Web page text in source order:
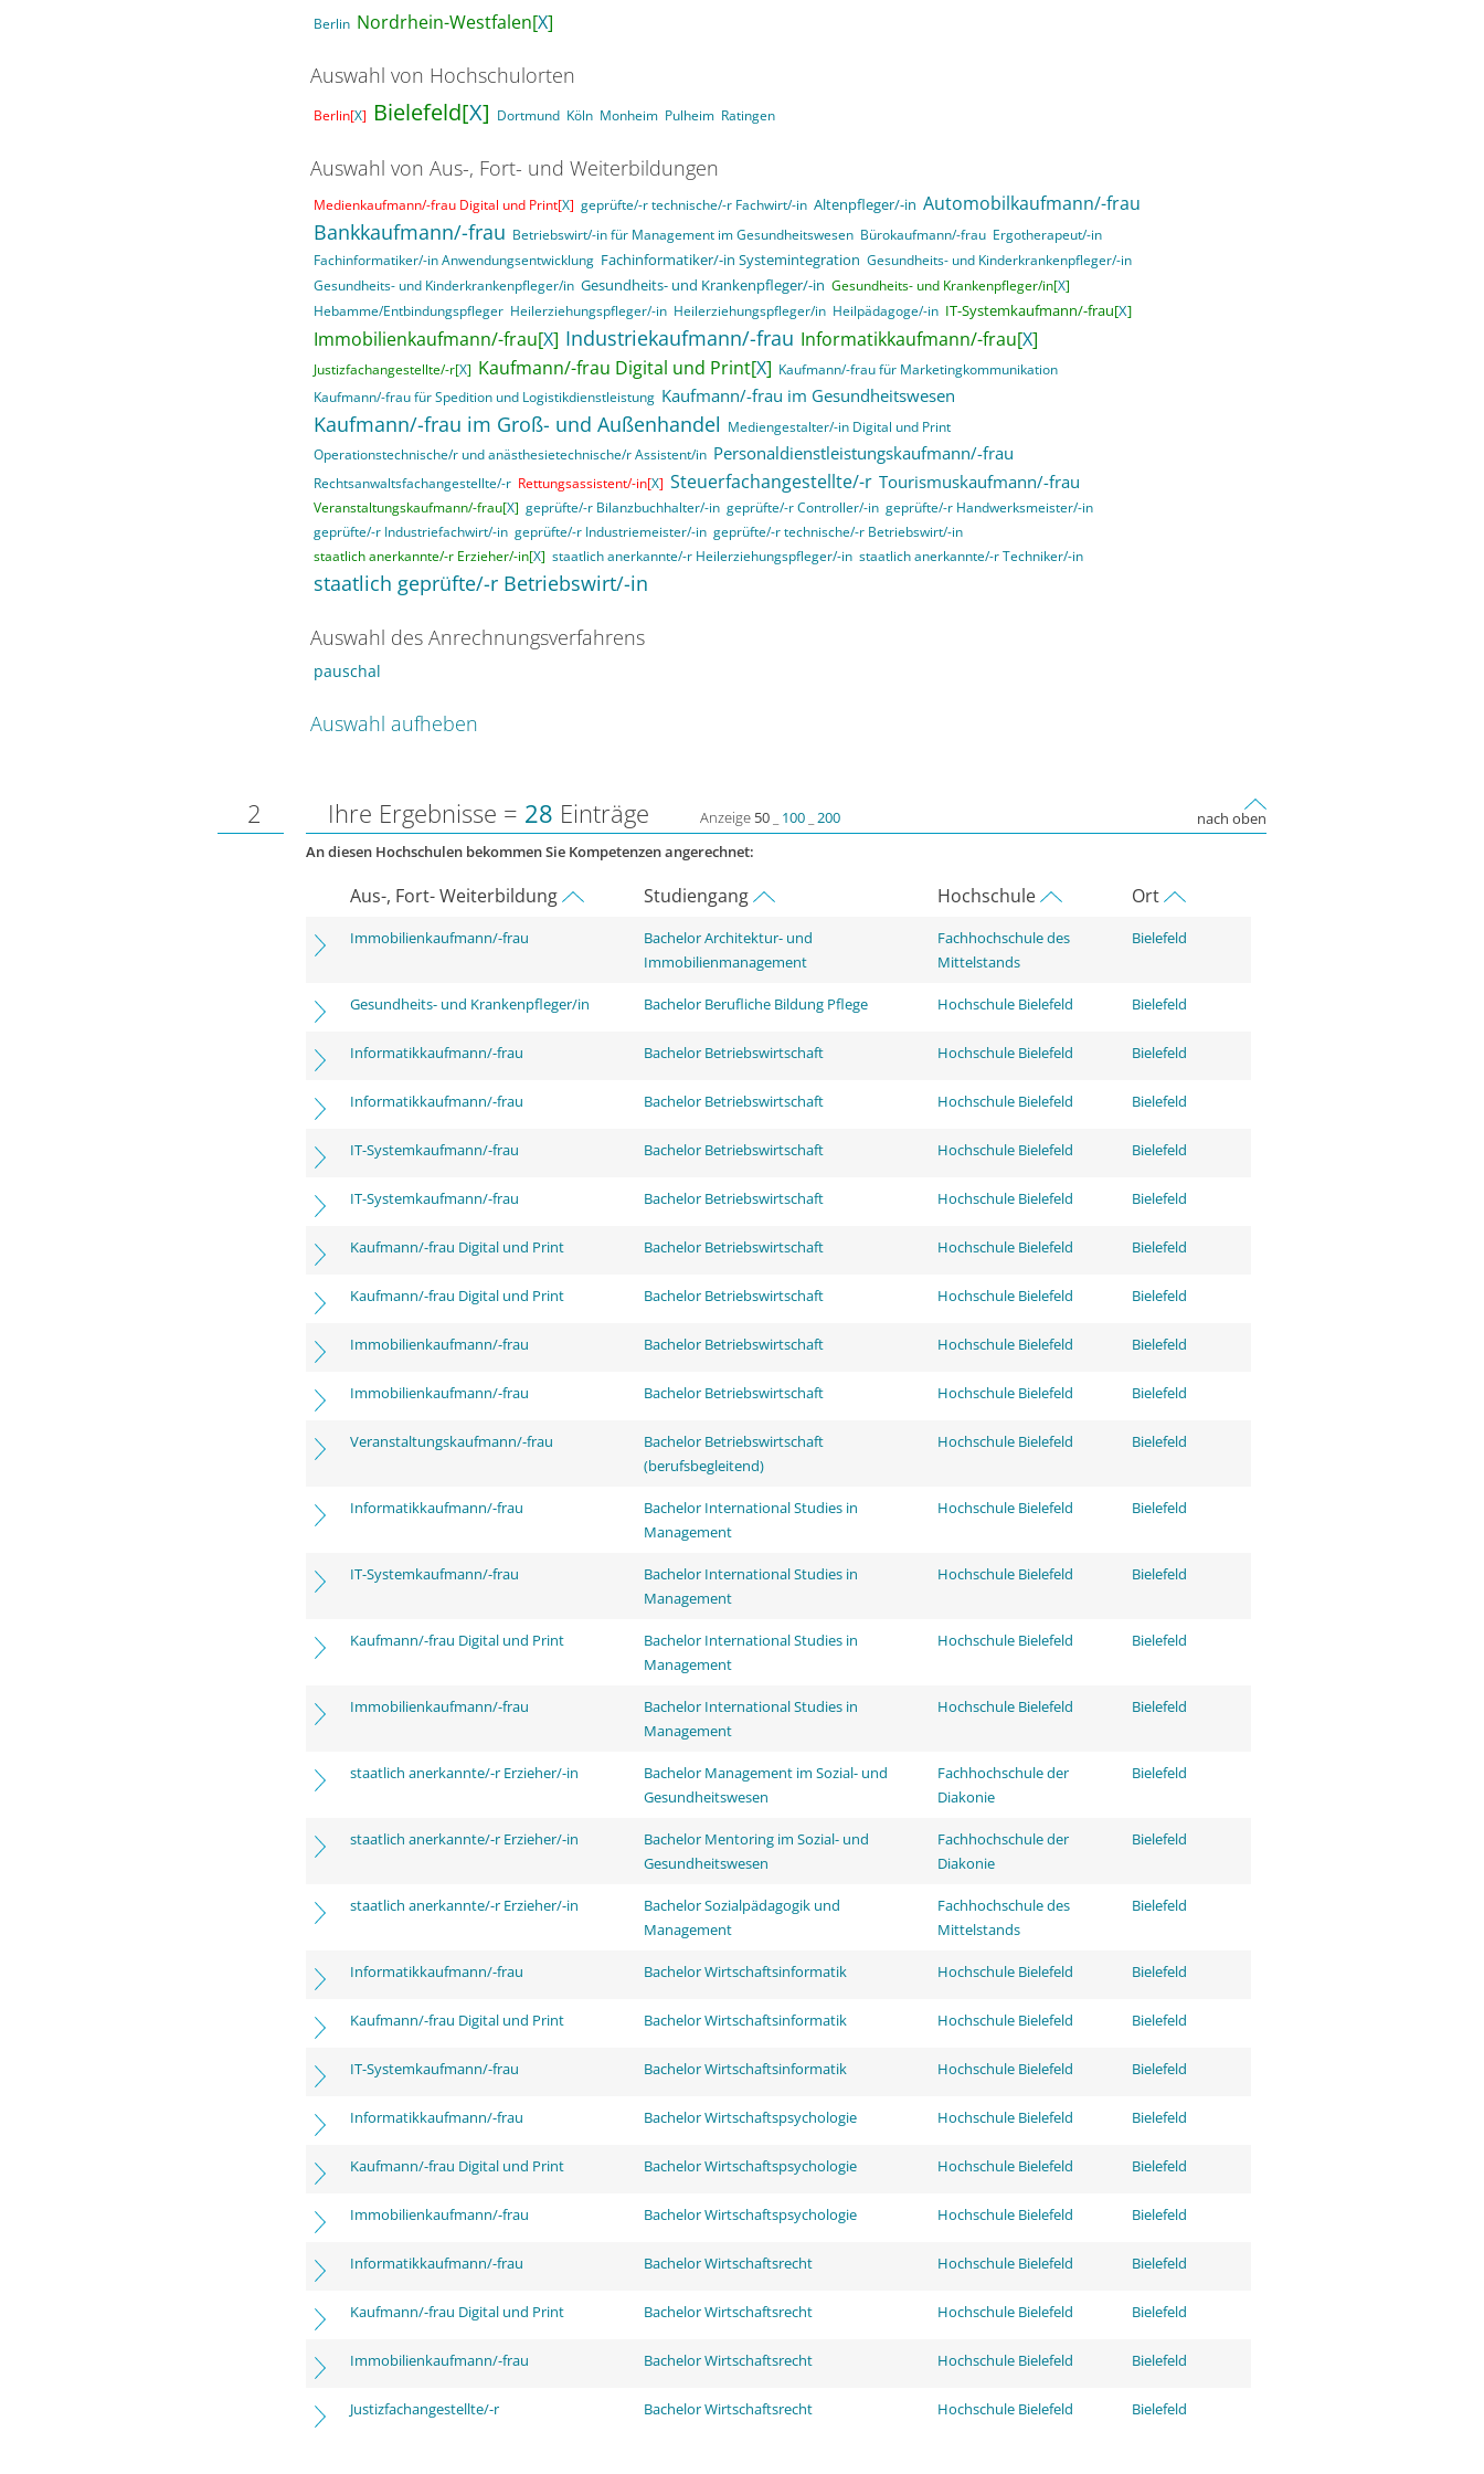
Berlin Nordrhein-Westfalen[X]
Auswahl von Hochschulorten
Berlin[X] Bielefeld[X] Dortmund Köln Monheim Pulheim Ratingen
Auswahl von Aus-, Fort- und Weiterbildungen
Medienkaufmann/-frau Digital und Print[X] geprüfte/-r technische/-r Fachwirt/-in Altenpfleger/-in Automobilkaufmann/-frau
Bankkaufmann/-frau Betriebswirt/-in für Management im Gesundheitswesen Bürokaufmann/-frau Ergotherapeut/-in
Fachinformatiker/-in Anwendungsentwicklung Fachinformatiker/-in Systemintegration Gesundheits- und Kinderkrankenpfleger/-in
Gesundheits- und Kinderkrankenpfleger/in Gesundheits- und Krankenpfleger/-in Gesundheits- und Krankenpfleger/in[X]
Hebamme/Entbindungspfleger Heilerziehungspfleger/-in Heilerziehungspfleger/in Heilpädagoge/-in IT-Systemkaufmann/-frau[X]
Immobilienkaufmann/-frau[X] Industriekaufmann/-frau Informatikkaufmann/-frau[X]
Justizfachangestellte/-r[X] Kaufmann/-frau Digital und Print[X] Kaufmann/-frau für Marketingkommunikation
Kaufmann/-frau für Spedition und Logistikdienstleistung Kaufmann/-frau im Gesundheitswesen
Kaufmann/-frau im Groß- und Außenhandel Mediengestalter/-in Digital und Print
Operationstechnische/r und anästhesietechnische/r Assistent/in Personaldienstleistungskaufmann/-frau
Rechtsanwaltsfachangestellte/-r Rettungsassistent/-in[X] Steuerfachangestellte/-r Tourismuskaufmann/-frau
Veranstaltungskaufmann/-frau[X] geprüfte/-r Bilanzbuchhalter/-in geprüfte/-r Controller/-in geprüfte/-r Handwerksmeister/-in
geprüfte/-r Industriefachwirt/-in geprüfte/-r Industriemeister/-in geprüfte/-r technische/-r Betriebswirt/-in
staatlich anerkannte/-r Erzieher/-in[X] staatlich anerkannte/-r Heilerziehungspfleger/-in staatlich anerkannte/-r Techniker/-in
staatlich geprüfte/-r Betriebswirt/-in
Auswahl des Anrechnungsverfahrens
pauschal
Auswahl aufheben
2 Ihre Ergebnisse = 28 Einträge Anzeige 50 100 200
nach oben
An diesen Hochschulen bekommen Sie Kompetenzen angerechnet:
Aus-, Fort- Weiterbildung Studiengang Hochschule Ort
Immobilienkaufmann/-frau
Bachelor Architektur- und
Immobilienmanagement
Fachhochschule des
Mittelstands
Bielefeld
Gesundheits- und Krankenpfleger/in Bachelor Berufliche Bildung Pflege Hochschule Bielefeld Bielefeld
Informatikkaufmann/-frau Bachelor Betriebswirtschaft Hochschule Bielefeld Bielefeld
Informatikkaufmann/-frau Bachelor Betriebswirtschaft Hochschule Bielefeld Bielefeld
IT-Systemkaufmann/-frau Bachelor Betriebswirtschaft Hochschule Bielefeld Bielefeld
IT-Systemkaufmann/-frau Bachelor Betriebswirtschaft Hochschule Bielefeld Bielefeld
Kaufmann/-frau Digital und Print Bachelor Betriebswirtschaft Hochschule Bielefeld Bielefeld
Kaufmann/-frau Digital und Print Bachelor Betriebswirtschaft Hochschule Bielefeld Bielefeld
Immobilienkaufmann/-frau Bachelor Betriebswirtschaft Hochschule Bielefeld Bielefeld
Immobilienkaufmann/-frau Bachelor Betriebswirtschaft Hochschule Bielefeld Bielefeld
Veranstaltungskaufmann/-frau
Bachelor Betriebswirtschaft
(berufsbegleitend)
Hochschule Bielefeld Bielefeld
Informatikkaufmann/-frau
Bachelor International Studies in
Management
Hochschule Bielefeld Bielefeld
IT-Systemkaufmann/-frau
Bachelor International Studies in
Management
Hochschule Bielefeld Bielefeld
Kaufmann/-frau Digital und Print
Bachelor International Studies in
Management
Hochschule Bielefeld Bielefeld
Immobilienkaufmann/-frau
Bachelor International Studies in
Management
Hochschule Bielefeld Bielefeld
staatlich anerkannte/-r Erzieher/-in
Bachelor Management im Sozial- und
Gesundheitswesen
Fachhochschule der
Diakonie
Bielefeld
staatlich anerkannte/-r Erzieher/-in
Bachelor Mentoring im Sozial- und
Gesundheitswesen
Fachhochschule der
Diakonie
Bielefeld
staatlich anerkannte/-r Erzieher/-in
Bachelor Sozialpädagogik und
Management
Fachhochschule des
Mittelstands
Bielefeld
Informatikkaufmann/-frau Bachelor Wirtschaftsinformatik Hochschule Bielefeld Bielefeld
Kaufmann/-frau Digital und Print Bachelor Wirtschaftsinformatik Hochschule Bielefeld Bielefeld
IT-Systemkaufmann/-frau Bachelor Wirtschaftsinformatik Hochschule Bielefeld Bielefeld
Informatikkaufmann/-frau Bachelor Wirtschaftspsychologie Hochschule Bielefeld Bielefeld
Kaufmann/-frau Digital und Print Bachelor Wirtschaftspsychologie Hochschule Bielefeld Bielefeld
Immobilienkaufmann/-frau Bachelor Wirtschaftspsychologie Hochschule Bielefeld Bielefeld
Informatikkaufmann/-frau Bachelor Wirtschaftsrecht Hochschule Bielefeld Bielefeld
Kaufmann/-frau Digital und Print Bachelor Wirtschaftsrecht Hochschule Bielefeld Bielefeld
Immobilienkaufmann/-frau Bachelor Wirtschaftsrecht Hochschule Bielefeld Bielefeld
Justizfachangestellte/-r Bachelor Wirtschaftsrecht Hochschule Bielefeld Bielefeld